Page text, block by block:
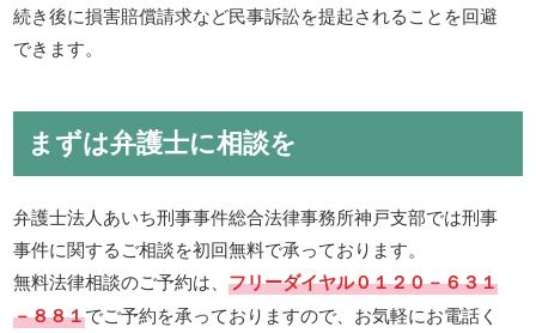
続き後に損害賠償請求など民事訴訟を提起されることを回避
できます。
まずは弁護士に相談を
弁護士法人あいち刑事事件総合法律事務所神戸支部では刑事
事件に関するご相談を初回無料で承っております。
無料法律相談のご予約は、フリーダイヤル０１２０－６３１
－８８１でご予約を承っておりますので、お気軽にお電話く